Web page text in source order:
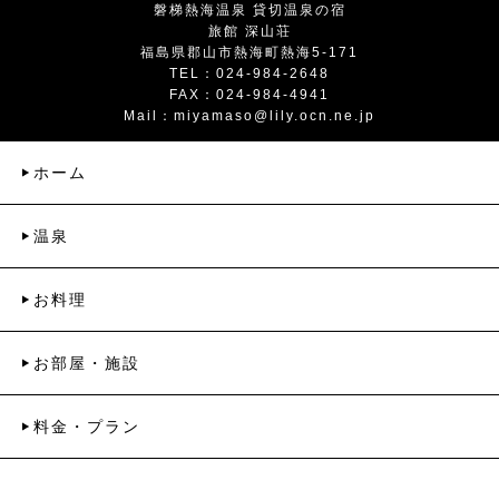
磐梯熱海温泉 貸切温泉の宿
旅館 深山荘
福島県郡山市熱海町熱海5-171
TEL：024-984-2648
FAX：024-984-4941
Mail： miyamaso@lily.ocn.ne.jp
ホーム
温泉
お料理
お部屋・施設
料金・プラン